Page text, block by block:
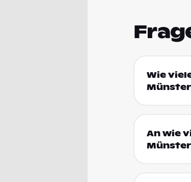
Wie
An wie